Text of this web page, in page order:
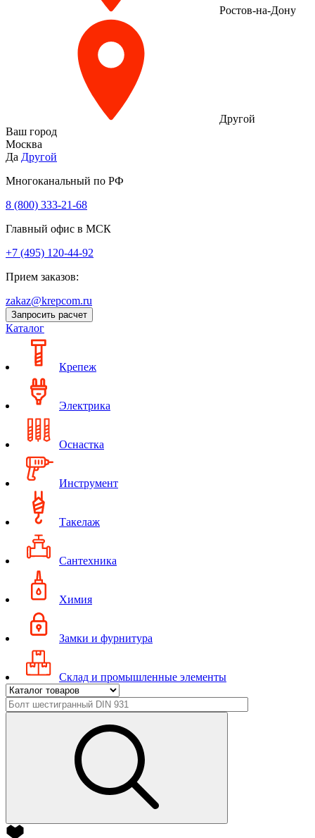
Ростов-на-Дону
Другой
Ваш город
Москва
Да Другой
Многоканальный по РФ
8 (800) 333‑21-68
Главный офис в МСК
+7 (495) 120-44-92
Прием заказов:
zakaz@krepcom.ru
Запросить расчет
Каталог
Крепеж
Электрика
Оснастка
Инструмент
Такелаж
Сантехника
Химия
Замки и фурнитура
Склад и промышленные элементы